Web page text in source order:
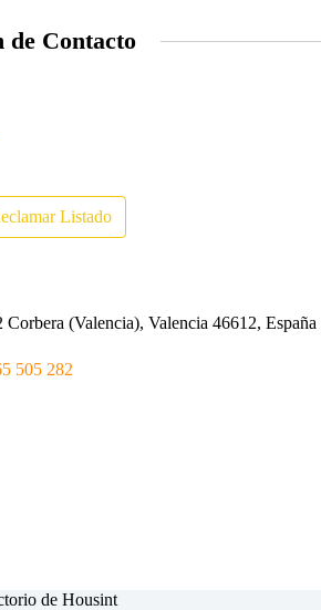
Contacto
Listado
Corbera (Valencia), Valencia 46612, España
505 282
de Housint